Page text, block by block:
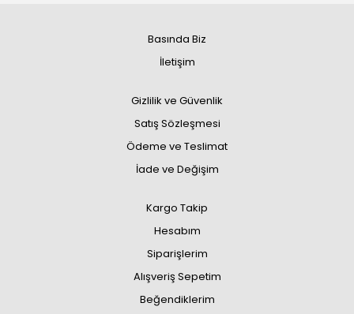
Basında Biz
İletişim
Gizlilik ve Güvenlik
Satış Sözleşmesi
Ödeme ve Teslimat
İade ve Değişim
Kargo Takip
Hesabım
Siparişlerim
Alışveriş Sepetim
Beğendiklerim